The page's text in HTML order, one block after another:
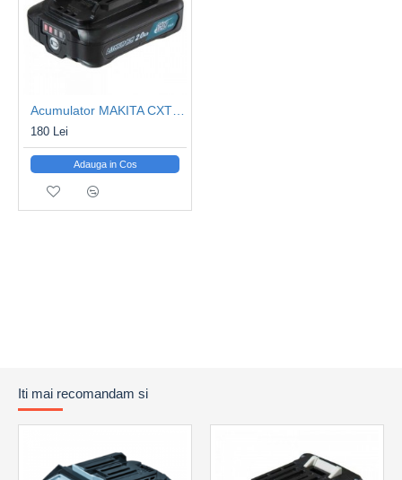
180 Lei
Adauga in Cos
Iti mai recomandam si